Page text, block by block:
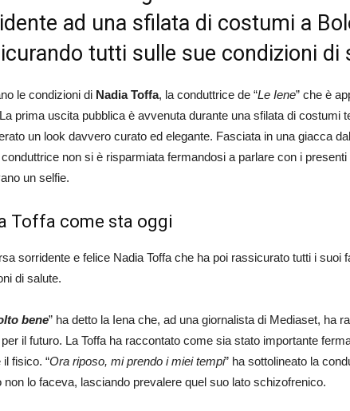
ad una sfilata di costumi a
tutti sulle sue condizioni di
le condizioni di Nadia Toffa, la conduttrice de “Le Iene” che è
prima uscita pubblica è avvenuta durante una sfilata di costumi
un look davvero curato ed elegante. Fasciata in una giacca
non si è risparmiata fermandosi a parlare con i
un selfie.
Toffa come sta oggi
sorridente e felice Nadia Toffa che ha poi rassicurato tutti i suoi
di salute.
bene” ha detto la Iena che, ad una giornalista di Mediaset, ha
il futuro. La Toffa ha raccontato come sia stato importante
il fisico. “Ora riposo, mi prendo i miei tempi” ha sottolineato la
non lo faceva, lasciando prevalere quel suo lato schizofrenico.